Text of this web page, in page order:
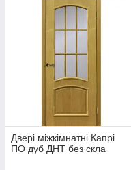
Двері міжкімнатні Капрі
ПО дуб ДНТ без скла